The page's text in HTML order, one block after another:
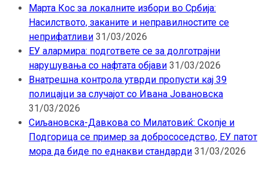
Марта Кос за локалните избори во Србија:
Насилството, заканите и неправилностите се
неприфатливи 31/03/2026
ЕУ алармира: подгответе се за долготрајни
нарушувања со нафтата објави 31/03/2026
Внатрешна контрола утврди пропусти кај 39
полицајци за случајот со Ивана Јовановска
31/03/2026
Сиљановска-Давкова со Милатовиќ: Скопје и
Подгорица се пример за добрососедство, ЕУ патот
мора да биде по еднакви стандарди 31/03/2026